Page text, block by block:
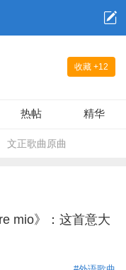
收藏 +12
热帖 精华
文正歌曲原曲
mio》：这首意大